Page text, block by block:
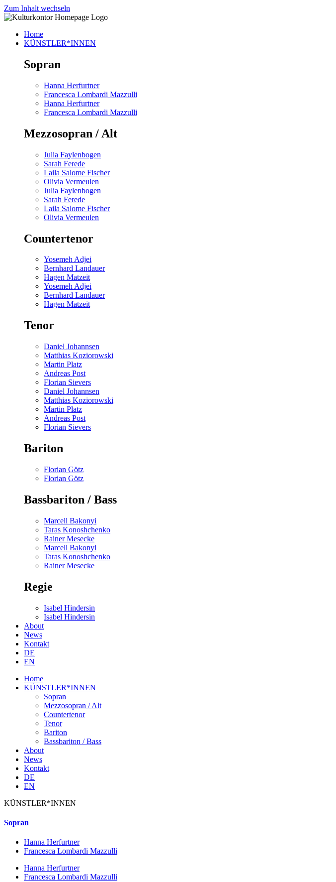
Zum Inhalt wechseln
Home
KÜNSTLER*INNEN
Sopran
Hanna Herfurtner
Francesca Lombardi Mazzulli
Hanna Herfurtner
Francesca Lombardi Mazzulli
Mezzosopran / Alt
Julia Faylenbogen
Sarah Ferede
Laila Salome Fischer
Olivia Vermeulen
Julia Faylenbogen
Sarah Ferede
Laila Salome Fischer
Olivia Vermeulen
Countertenor
Yosemeh Adjei
Bernhard Landauer
Hagen Matzeit
Yosemeh Adjei
Bernhard Landauer
Hagen Matzeit
Tenor
Daniel Johannsen
Matthias Koziorowski
Martin Platz
Andreas Post
Florian Sievers
Daniel Johannsen
Matthias Koziorowski
Martin Platz
Andreas Post
Florian Sievers
Bariton
Florian Götz
Florian Götz
Bassbariton / Bass
Marcell Bakonyi
Taras Konoshchenko
Rainer Mesecke
Marcell Bakonyi
Taras Konoshchenko
Rainer Mesecke
Regie
Isabel Hindersin
Isabel Hindersin
About
News
Kontakt
DE
EN
Home
KÜNSTLER*INNEN
Sopran
Mezzosopran / Alt
Countertenor
Tenor
Bariton
Bassbariton / Bass
About
News
Kontakt
DE
EN
KÜNSTLER*INNEN
Sopran
Hanna Herfurtner
Francesca Lombardi Mazzulli
Hanna Herfurtner
Francesca Lombardi Mazzulli